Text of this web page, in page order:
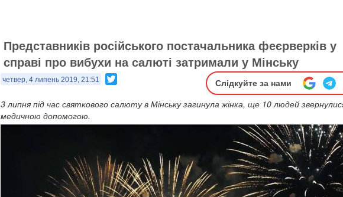
Представників російського постачальника феєрверків у
справі про вибухи на салюті затримали у Мінську
четвер, 4 липень 2019, 21:51 Слідкуйте за нами
3 липня під час святкового салюту в Мінську загинула жінка, ще 10 людей
медичною допомогою.